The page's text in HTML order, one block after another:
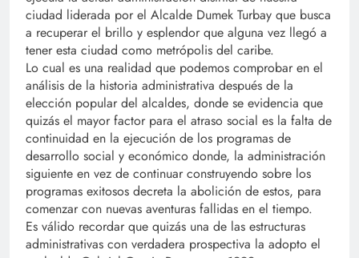
ciudad liderada por el Alcalde Dumek Turbay que busca
a recuperar el brillo y esplendor que alguna vez llegó a
tener esta ciudad como metrópolis del caribe.
Lo cual es una realidad que podemos comprobar en el
análisis de la historia administrativa después de la
elección popular del alcaldes, donde se evidencia que
quizás el mayor factor para el atraso social es la falta de
continuidad en la ejecución de los programas de
desarrollo social y económico donde, la administración
siguiente en vez de continuar construyendo sobre los
programas exitosos decreta la abolición de estos, para
comenzar con nuevas aventuras fallidas en el tiempo.
Es válido recordar que quizás una de las estructuras
administrativas con verdadera prospectiva la adopto el